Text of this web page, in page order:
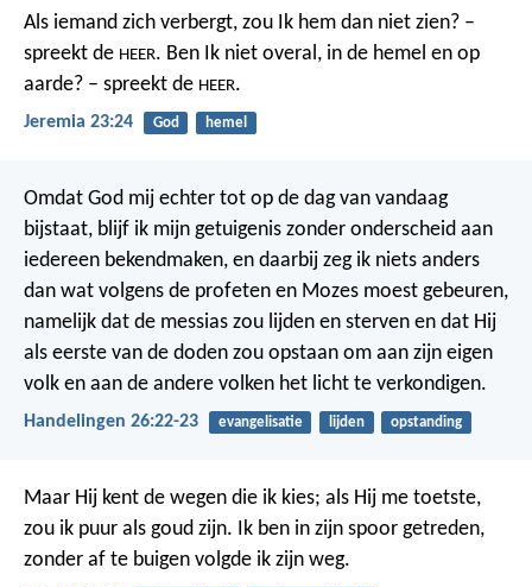
Als iemand zich verbergt, zou Ik hem dan niet zien? –
spreekt de HEER. Ben Ik niet overal, in de hemel en op
aarde? – spreekt de HEER.
Jeremia 23:24 God hemel
Omdat God mij echter tot op de dag van vandaag
bijstaat, blijf ik mijn getuigenis zonder onderscheid aan
iedereen bekendmaken, en daarbij zeg ik niets anders
dan wat volgens de profeten en Mozes moest gebeuren,
namelijk dat de messias zou lijden en sterven en dat Hij
als eerste van de doden zou opstaan om aan zijn eigen
volk en aan de andere volken het licht te verkondigen.
Handelingen 26:22-23 evangelisatie lijden opstanding
Maar Hij kent de wegen die ik kies; als Hij me toetste,
zou ik puur als goud zijn. Ik ben in zijn spoor getreden,
zonder af te buigen volgde ik zijn weg.